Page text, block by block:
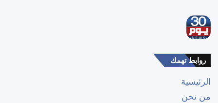
روابط تهمك
الرئيسية
من نحن